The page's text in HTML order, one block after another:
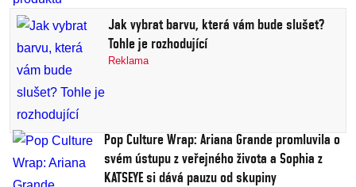
Jak vybrat barvu, která vám bude slušet?
Tohle je rozhodující
Reklama
Pop Culture Wrap: Ariana Grande promluvila o
svém ústupu z veřejného života a Sophia z
KATSEYE si dává pauzu od skupiny